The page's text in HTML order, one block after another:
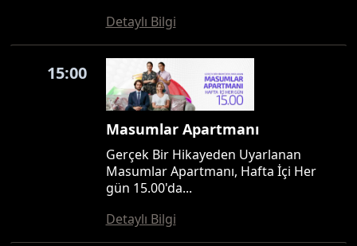
Detaylı Bilgi
15:00
Masumlar Apartmanı
Gerçek Bir Hikayeden Uyarlanan
Masumlar Apartmanı, Hafta İçi Her
gün 15.00'da...
Detaylı Bilgi